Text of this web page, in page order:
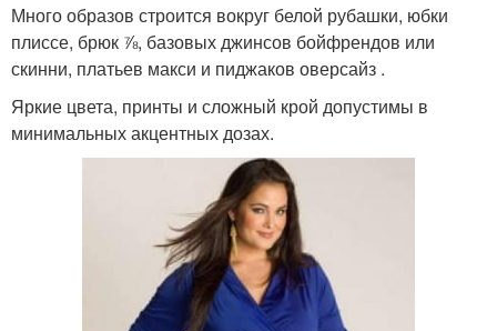
Много образов строится вокруг белой рубашки, юбки
плиссе, брюк ⅞, базовых джинсов бойфрендов или
скинни, платьев макси и пиджаков оверсайз .
Яркие цвета, принты и сложный крой допустимы в
минимальных акцентных дозах.